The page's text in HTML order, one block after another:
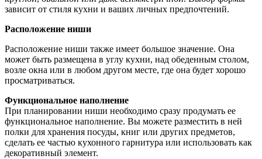
зависит от стиля кухни и ваших личных предпочтений.
Расположение ниши
Расположение ниши также имеет большое значение. Она
может быть размещена в углу кухни, над обеденным столом,
возле окна или в любом другом месте, где она будет хорошо
просматриваться.
Функциональное наполнение
При планировании ниши необходимо сразу продумать ее
функциональное наполнение. Вы можете разместить в ней
полки для хранения посуды, книг или других предметов,
сделать ее частью кухонного гарнитура или использовать как
декоративный элемент.